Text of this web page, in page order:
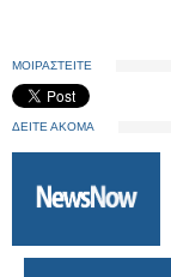
ΜΟΙΡΑΣΤΕΙΤΕ
ΔΕΙΤΕ ΑΚΟΜΑ